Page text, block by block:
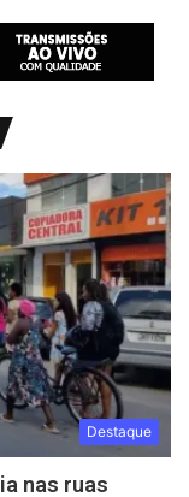
Destaque
nas ruas